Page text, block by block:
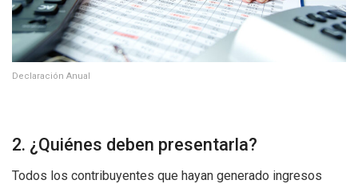
Declaración Anual
2. ¿Quiénes deben presentarla?
Todos los contribuyentes que hayan generado ingresos